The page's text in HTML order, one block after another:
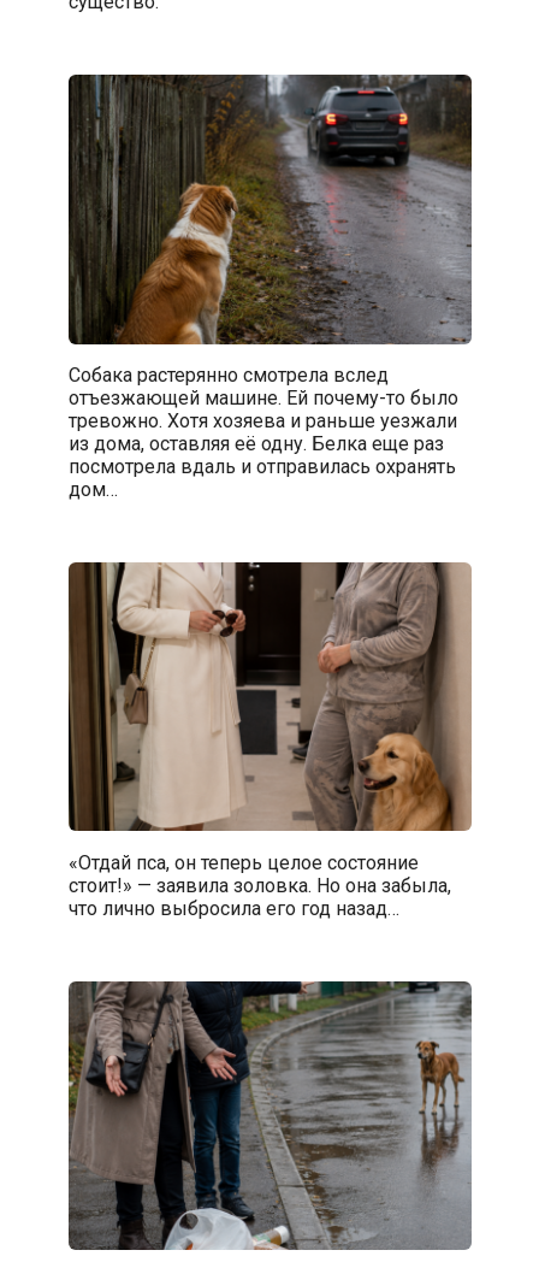
Собака растерянно смотрела вслед
отъезжающей машине. Ей почему-то было
тревожно. Хотя хозяева и раньше уезжали
из дома, оставляя её одну. Белка еще раз
посмотрела вдаль и отправилась охранять
дом…
«Отдай пса, он теперь целое состояние
стоит!» — заявила золовка. Но она забыла,
что лично выбросила его год назад…